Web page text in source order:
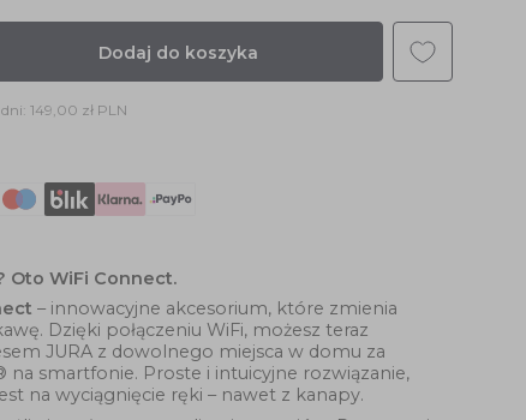
Dodaj do koszyka
149,00 zł PLN
Oto WiFi Connect.
– innowacyjne akcesorium, które zmienia
Dzięki połączeniu WiFi, możesz teraz
JURA z dowolnego miejsca w domu za
na smartfonie. Proste i intuicyjne rozwiązanie,
na wyciągnięcie ręki – nawet z kanapy.